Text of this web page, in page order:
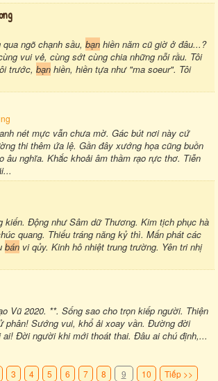
ngõ chạnh sầu, bạn hiền năm cũ giờ ở đâu...?
vui vẻ, cùng sớt cùng chia những nỗi rầu. Tôi
trước, bạn hiền, hiền tựa như "ma soeur". Tôi
nét mực vẫn chưa mờ. Gác bút nơi này cứ
thi thêm ứa lệ. Gần đây xướng họa cũng buồn
âu nghĩa. Khắc khoải âm thầm rạo rực thơ. Tiễn
kiến. Ðộng như Sâm dữ Thương. Kim tịch phục hà
quang. Thiếu tráng năng kỷ thì. Mấn phát các
bán vi qủy. Kinh hô nhiệt trung trường. Yên tri nhị
Vũ 2020. **. Sống sao cho trọn kiếp người. Thiện
phân! Sướng vui, khổ ải xoay vần. Đường đời
ai! Đời người khi mới thoát thai. Đâu ai chú định,...
3 4 5 6 7 8 9 10 Tiếp >>